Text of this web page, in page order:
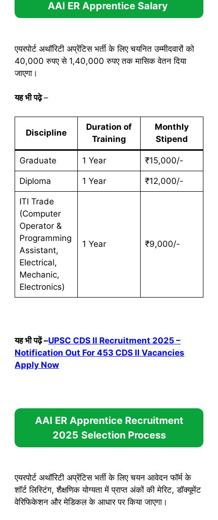
AAI ER Apprentice Salary
एयरपोर्ट अथॉरिटी अप्रेंटिस भर्ती के लिए चयनित उम्मीदवारों को
40,000 रुपए से 1,40,000 रुपए तक मासिक वेतन दिया
जाएगा।
यह भी पढ़े–
Discipline
Duration of
Training
Monthly
Stipend
Graduate 1 Year ₹15,000/-
Diploma 1 Year ₹12,000/-
ITI Trade
(Computer
Operator &
Programming
Assistant,
Electrical,
Mechanic,
Electronics)
1 Year ₹9,000/-
यह भी पढ़ें–UPSC CDS II Recruitment 2025 –
Notification Out For 453 CDS II Vacancies
Apply Now
AAI ER Apprentice Recruitment
2025 Selection Process
एयरपोर्ट अथॉरिटी अप्रेंटिस भर्ती के लिए चयन आवेदन फॉर्म के
शॉर्ट लिस्टिंग, शैक्षणिक योग्यता में प्राप्त अंकों की मेरिट, डॉक्यूमेंट
वेरिफिकेशन और मेडिकल के आधार पर किया जाएगा।